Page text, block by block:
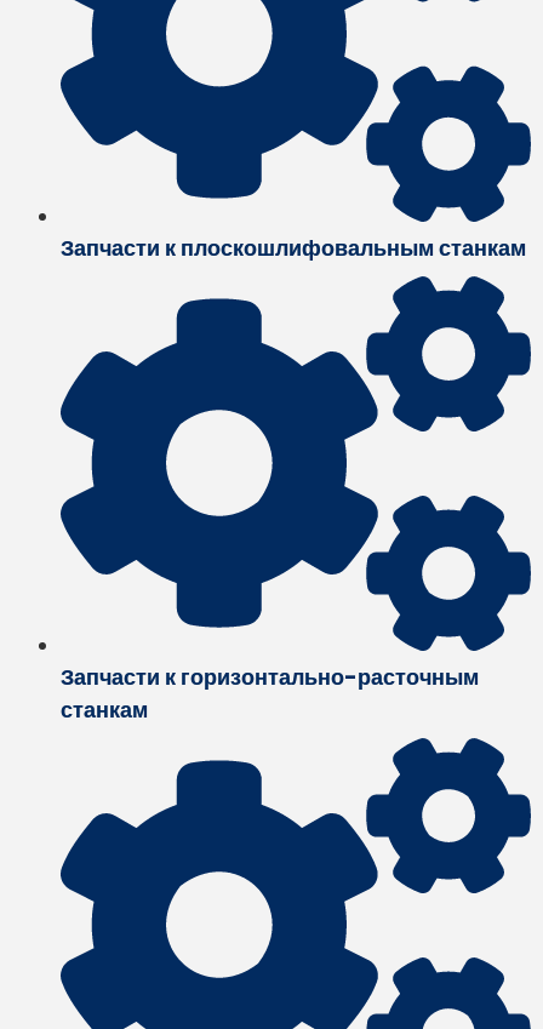
Запчасти к плоскошлифовальным станкам
Запчасти к горизонтально-расточным
станкам